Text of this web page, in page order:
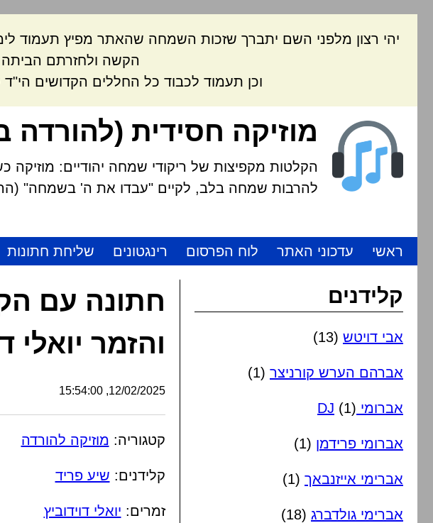
יהי רצון מלפני השם יתברך שזכות השמחה שהאתר מפיץ תעמוד
הקשה ולחזרתם הביתה
וכן תעמוד לכבוד כל החללים הקדושים
מוזיקה חסידית (להורדה
הקלטות מקפיצות של ריקודי שמחה יהודיים: מוזיקה
להרבות שמחה בלב, לקיים "עבדו את ה' בשמחה"
ראשי עדכוני האתר לוח הפרסום רינגטונים שליחת חתונות
חתונה עם
והזמר יואלי
12/02/2025, 15:54:00
קטגוריה: מוזיקה להורדה
קלידנים: שיע פריד
זמרים: יואלי דוידוביץ
קלידנים
אבי דויטש (13)
אברהם הערש קורניצר (1)
אברומי DJ (1)
אברומי פרידמן (1)
אברימי אייזנבאך (1)
אברימי גולדברג (18)